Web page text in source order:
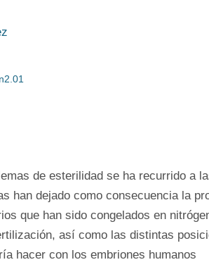
de esterilidad se ha recurrido a
han dejado como consecuencia la
que han sido congelados en
así como las distintas
hacer con los embriones humanos